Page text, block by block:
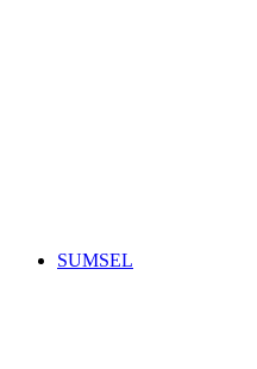
SUMSEL